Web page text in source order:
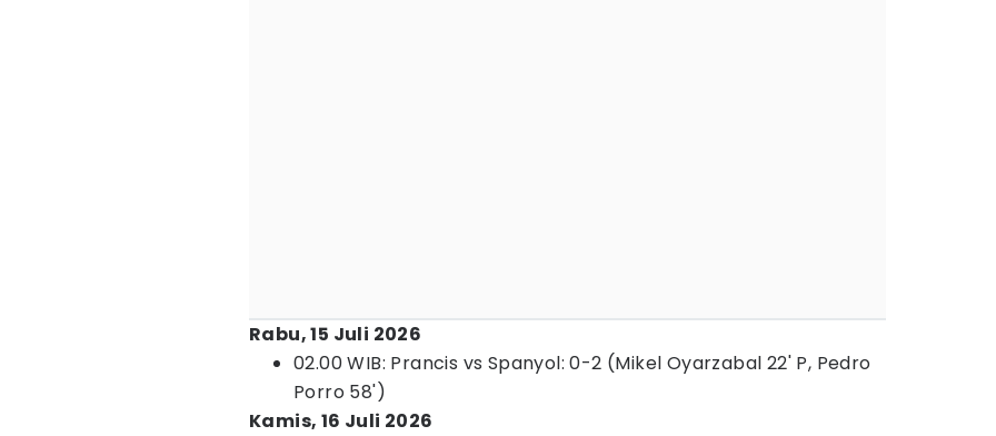
Rabu, 15 Juli 2026
02.00 WIB: Prancis vs Spanyol: 0-2 (Mikel Oyarzabal 22' P, Pedro
Porro 58')
Kamis, 16 Juli 2026